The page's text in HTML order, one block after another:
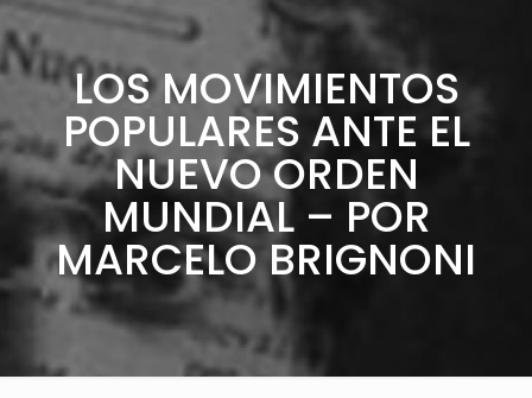
LOS MOVIMIENTOS
POPULARES ANTE EL
NUEVO ORDEN
MUNDIAL – POR
MARCELO BRIGNONI